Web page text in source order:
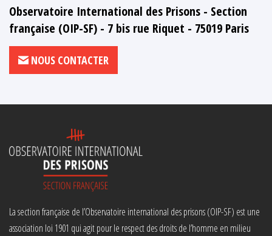
Observatoire International des Prisons - Section
française (OIP-SF) - 7 bis rue Riquet - 75019 Paris
NOUS CONTACTER
La section française de l’Observatoire international des prisons (OIP-SF) est une
association loi 1901 qui agit pour le respect des droits de l’homme en milieu